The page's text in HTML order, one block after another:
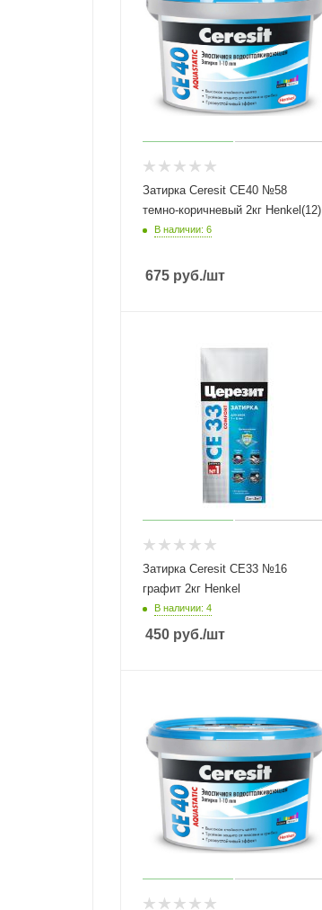
Затирка Ceresit СЕ40 №58
темно-коричневый 2кг Henkel(12)
В наличии: 6
675 руб./шт
Затирка Ceresit СЕ33 №16
графит 2кг Henkel
В наличии: 4
450 руб./шт